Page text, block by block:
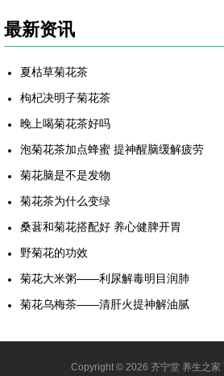
最新资讯
夏枯草菊花茶
枸杞决明子菊花茶
晚上喝菊花茶好吗
泡菊花茶加点蜂蜜 提神醒脑缓解疲劳
菊花脑是不是发物
菊花茶为什么变绿
桑葚和菊花搭配好 养心健脾开胃
野菊花的功效
菊花大米粥——利尿解毒明目润肺
菊花乌梅茶——清肝火提神解油腻
Copyright © 2026 齐宁堂 养生之家